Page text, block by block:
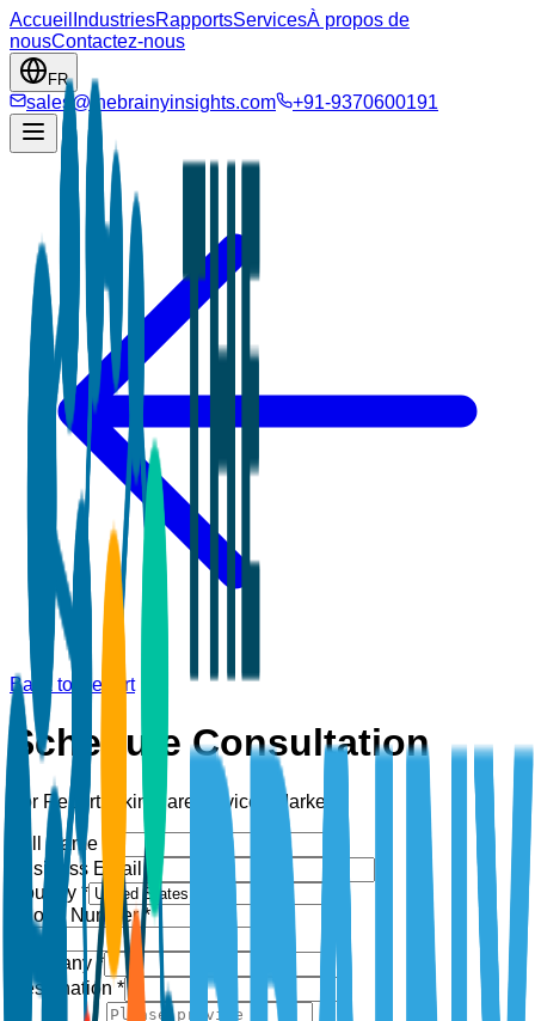
Accueil IndustriesRapportsServicesÀ propos de
nousContactez-nous
FR
sales@thebrainyinsights.com +91-9370600191
Back to Report
Schedule Consultation
For Report: Skin Care Devices Market
Full Name *
Business Email *
Country *
Phone Number *
Company *
Designation *